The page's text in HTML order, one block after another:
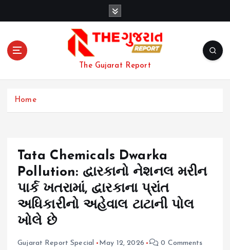
The Gujarat Report
Home
Tata Chemicals Dwarka
Pollution: દ્વારકાનો નેશનલ મરીન
પાર્ક ખતરામાં, દ્વારકાના પ્રાંત
અધિકારીનો અહેવાલ ટાટાની પોલ
ખોલે છે
Gujarat Report Special May 12, 2026 0 Comments